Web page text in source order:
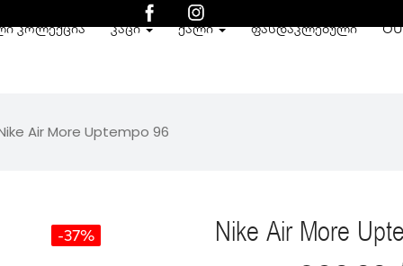
ᲙᲝᲚᲔᲥᲪᲘᲐ ᲙᲐᲪᲘ ᲥᲐᲚᲘ ᲤᲐᲡᲓᲐᲙᲚᲔᲑᲣᲚᲘ
Air More Uptempo 96
-37% Nike Air More